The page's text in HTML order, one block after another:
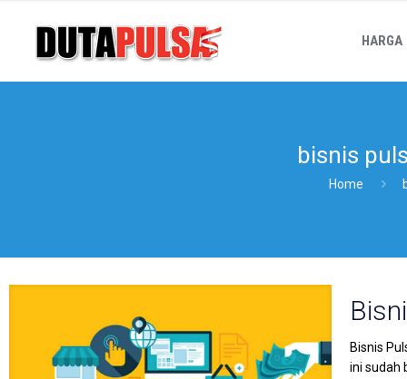
HARGA
bisnis
Home
Bisnis
ini sudah